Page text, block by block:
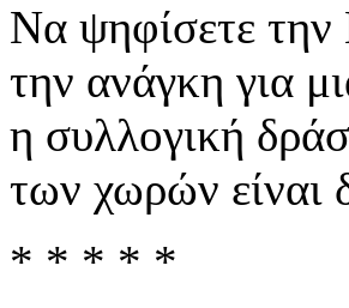
Να ψηφίσετε την
την ανάγκη για
η συλλογική
των χωρών είναι
* * * * *